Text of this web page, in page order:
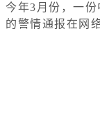
今年3月份，一
的警情通报在网